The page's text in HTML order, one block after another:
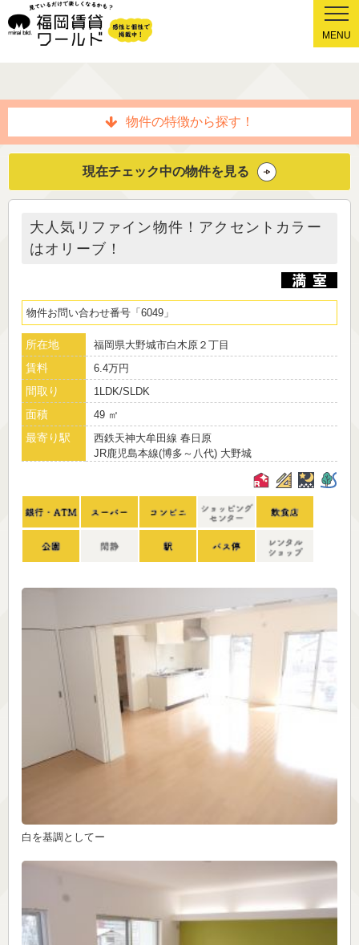
MENU
物件の特徴から探す！
現在チェック中の物件を見る
大人気リファイン物件！アクセントカラー
はオリーブ！
物件お問い合わせ番号 6049
所在地 福岡県大野城市白木原２丁目
賃料 6.4万円
間取り 1LDK/SLDK
面積 49 ㎡
最寄り駅
西鉄天神大牟田線 春日原
JR鹿児島本線(博多～八代) 大野城
白を基調としてー